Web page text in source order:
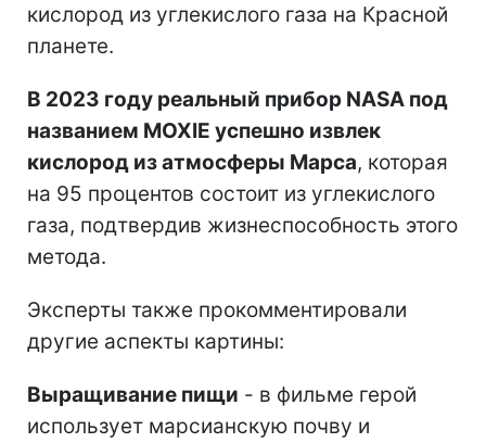
кислород из углекислого газа на Красной
планете.
В 2023 году реальный прибор NASA под
названием MOXIE успешно извлек
кислород из атмосферы Марса, которая
на 95 процентов состоит из углекислого
газа, подтвердив жизнеспособность этого
метода.
Эксперты также прокомментировали
другие аспекты картины:
Выращивание пищи - в фильме герой
использует марсианскую почву и